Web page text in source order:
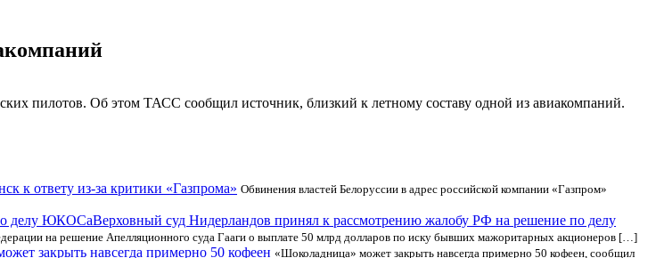
пилотов. Об этом ТАСС сообщил источник, близкий к летному составу одной из авиакомпаний.
к ответу из-за критики «Газпрома» Обвинения властей Белоруссии в адрес российской компании «Газпром»
Верховный суд Нидерландов принял к рассмотрению жалобу РФ на решение по делу
на решение Апелляционного суда Гааги о выплате 50 млрд долларов по иску бывших мажоритарных акционеров […]
закрыть навсегда примерно 50 кофеен «Шоколадница» может закрыть навсегда примерно 50 кофеен, сообщил